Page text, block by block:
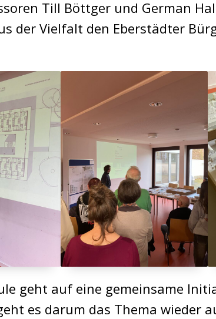
Till Böttger und German
der Vielfalt den Eberstädter
geht auf eine gemeinsame
es darum das Thema wieder